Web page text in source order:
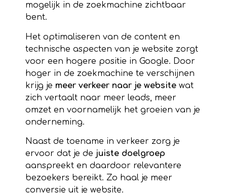
mogelijk in de zoekmachine zichtbaar
bent.
Het optimaliseren van de content en
technische aspecten van je website zorgt
voor een hogere positie in Google. Door
hoger in de zoekmachine te verschijnen
krijg je meer verkeer naar je website wat
zich vertaalt naar meer leads, meer
omzet en voornamelijk het groeien van je
onderneming.
Naast de toename in verkeer zorg je
ervoor dat je de juiste doelgroep
aanspreekt en daardoor relevantere
bezoekers bereikt. Zo haal je meer
conversie uit je website.